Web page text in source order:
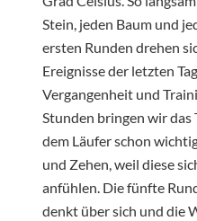
Stein, jeden Baum und
ersten Runden drehen
Ereignisse der letzten
Vergangenheit und
Stunden bringen wir das
dem Läufer schon
und Zehen, weil diese
anfühlen. Die fünfte
denkt über sich und die